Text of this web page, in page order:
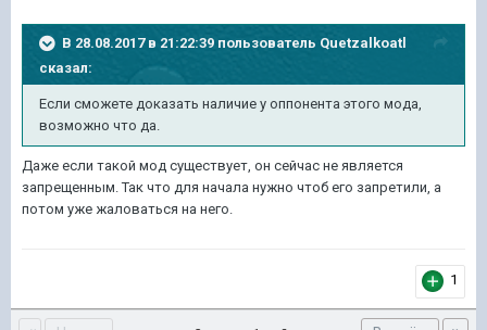
В 28.08.2017 в 21:22:39 пользователь Quetzalkoatl
сказал:
Если сможете доказать наличие у оппонента этого мода,
возможно что да.
Даже если такой мод существует, он сейчас не является
запрещенным. Так что для начала нужно чтоб его запретили, а
потом уже жаловаться на него.
1